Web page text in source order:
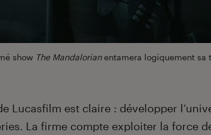
show The Mandalorianentamera logiquement sa
Lucasfilm est claire : développer
La firme compte exploiter la force